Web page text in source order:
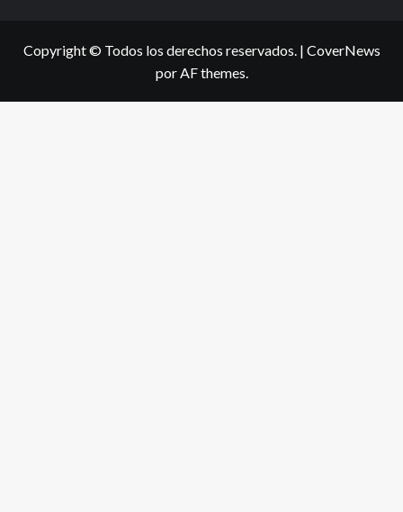
Copyright © Todos los derechos reservados. | CoverNews
por AF themes.